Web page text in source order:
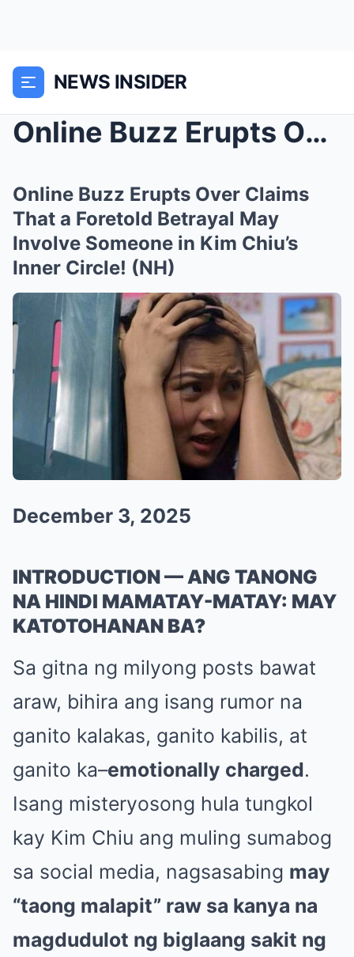
NEWS INSIDER
Online Buzz Erupts Over Claims That a Foretold Bet...
Online Buzz Erupts Over Claims
That a Foretold Betrayal May
Involve Someone in Kim Chiu’s
Inner Circle! (NH)
December 3, 2025
INTRODUCTION — ANG TANONG
NA HINDI MAMATAY-MATAY: MAY
KATOTOHANAN BA?
Sa gitna ng milyong posts bawat
araw, bihira ang isang rumor na
ganito kalakas, ganito kabilis, at
ganito ka–emotionally charged.
Isang misteryosong hula tungkol
kay Kim Chiu ang muling sumabog
sa social media, nagsasabing may
“taong malapit” raw sa kanya na
magdudulot ng biglaang sakit ng